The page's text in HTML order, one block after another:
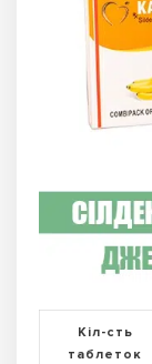
Кіл-сть
таблеток